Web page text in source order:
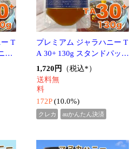
プレミアム マヌカハニー
UMF 24+ 250g (MGO 1123
+) 分析証明書付 ニュージ
会認定 無添加 無農薬 非
加熱 天然生は
13,632円（税込*）
(10.0%)